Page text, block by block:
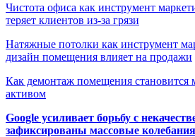
Чистота офиса как инструмент
теряет клиентов из-за грязи
Натяжные потолки как инструмент
дизайн помещения влияет на продажи
Как демонтаж помещения становится
активом
Google усиливает борьбу с
зафиксированы массовые